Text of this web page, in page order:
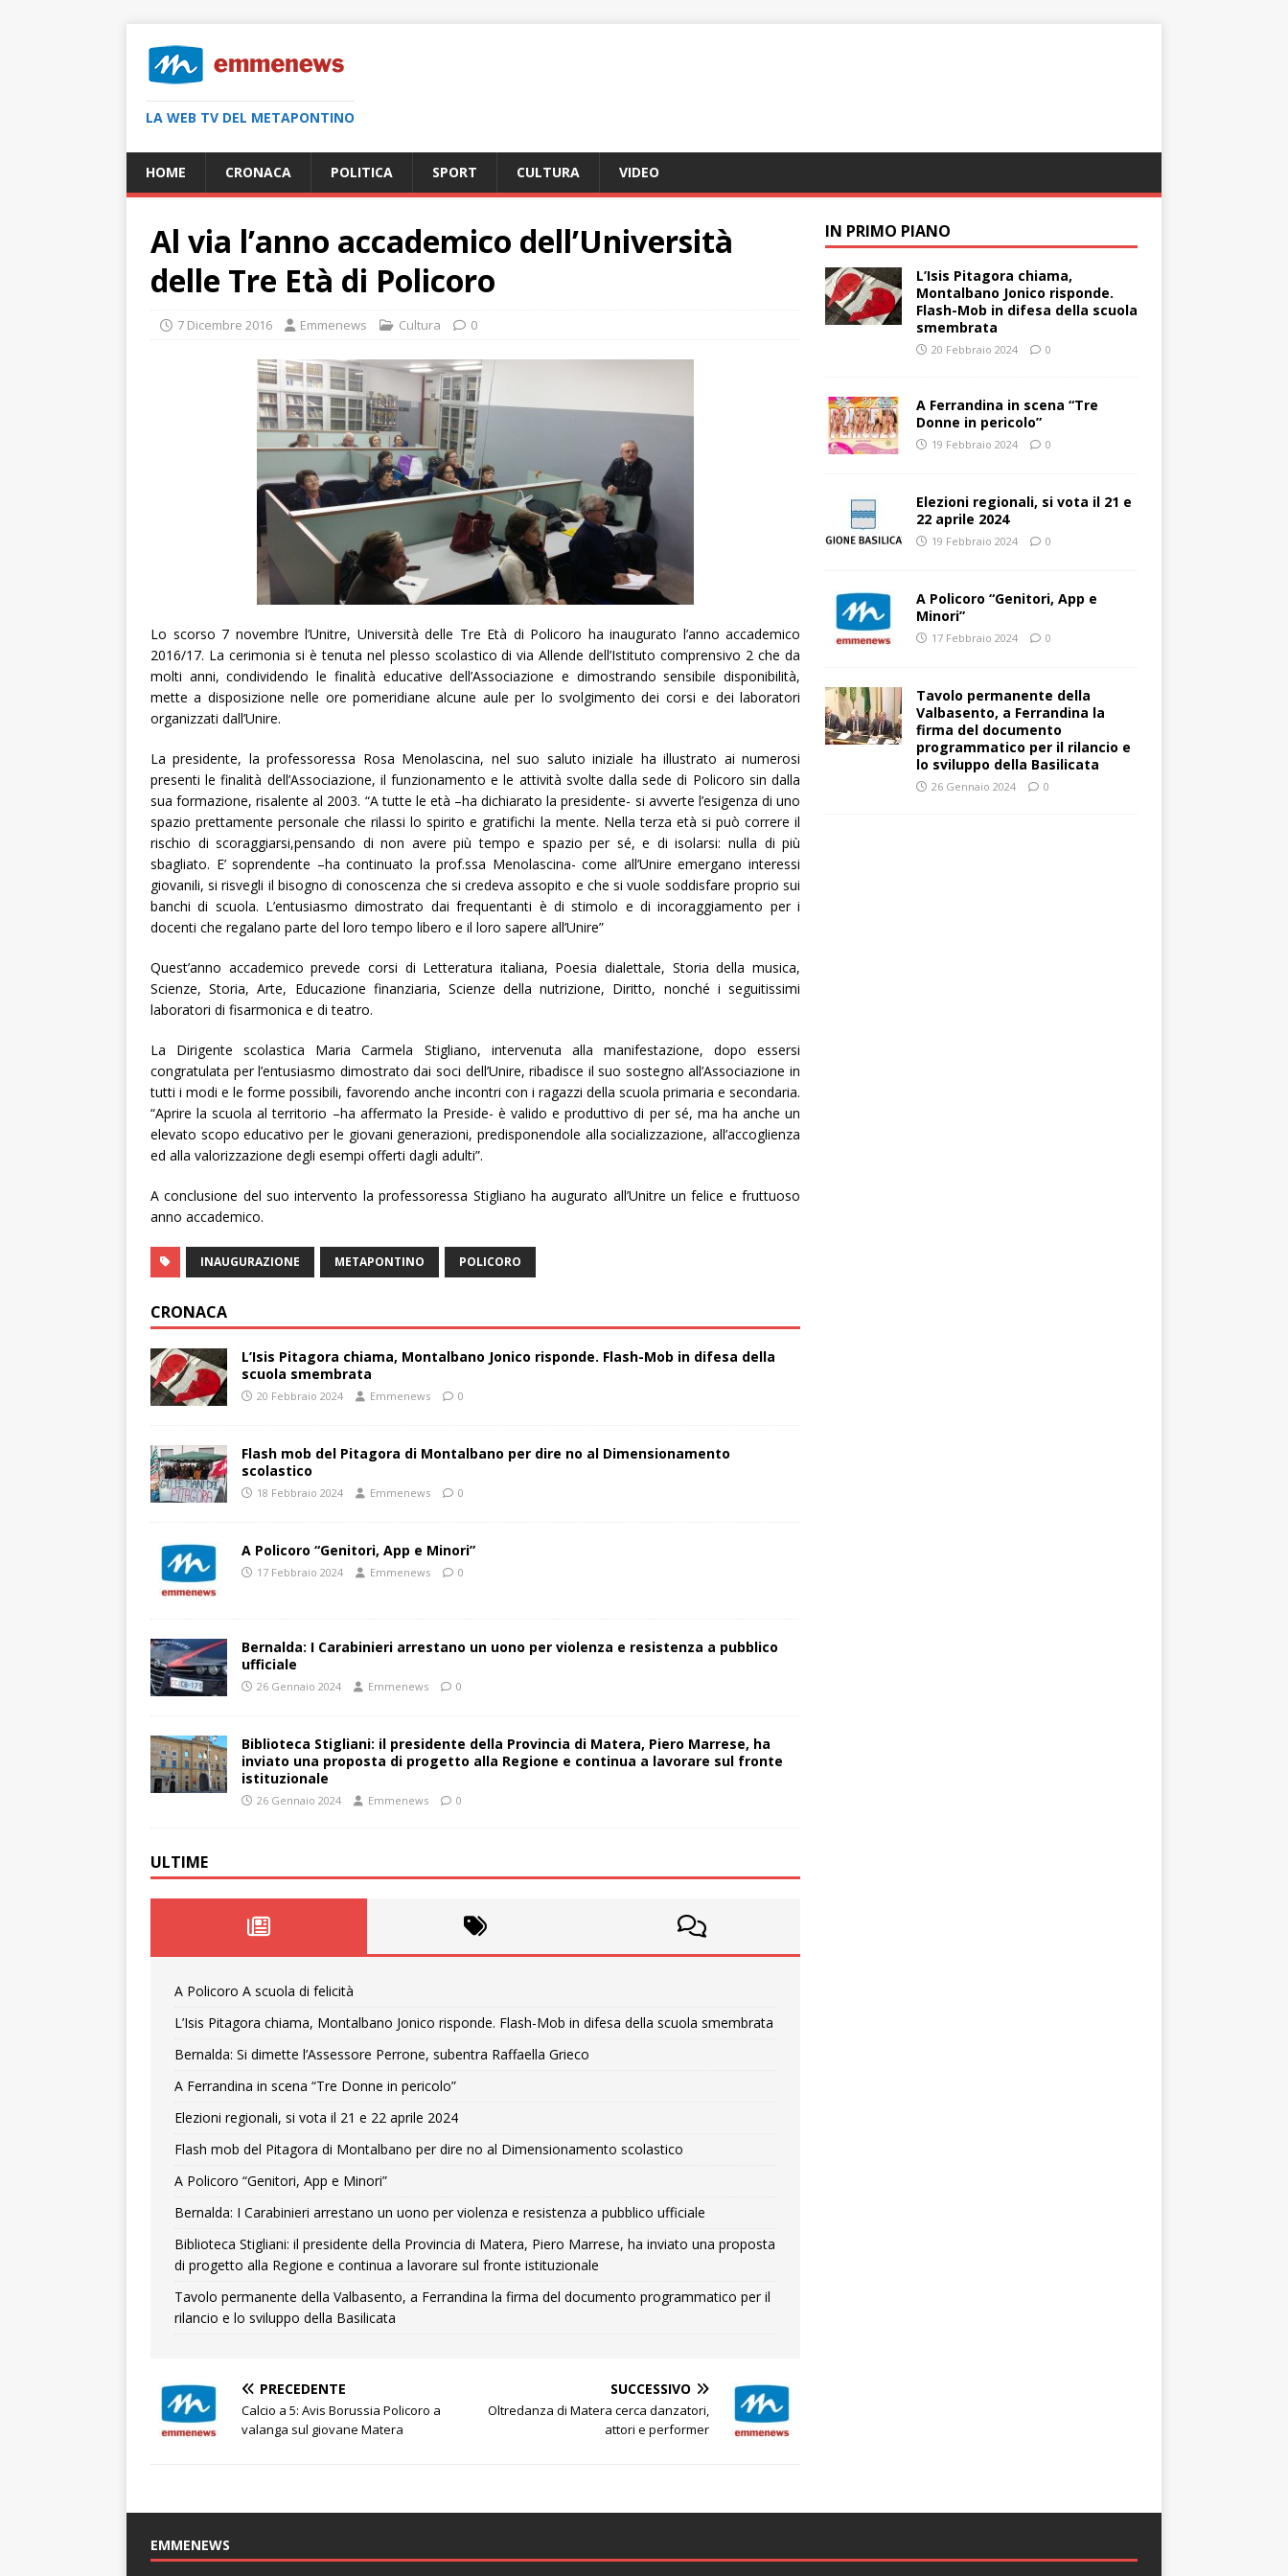
LA WEB TV DEL METAPONTINO
HOME CRONACA POLITICA SPORT CULTURA VIDEO
Al via l’anno accademico dell’Università
delle Tre Età di Policoro
7 Dicembre 2016 Emmenews Cultura 0
Lo scorso 7 novembre l’Unitre, Università delle Tre Età di Policoro ha inaugurato l’anno accademico
2016/17. La cerimonia si è tenuta nel plesso scolastico di via Allende dell’Istituto comprensivo 2 che da
molti anni, condividendo le finalità educative dell’Associazione e dimostrando sensibile disponibilità,
mette a disposizione nelle ore pomeridiane alcune aule per lo svolgimento dei corsi e dei laboratori
organizzati dall’Unire.
La presidente, la professoressa Rosa Menolascina, nel suo saluto iniziale ha illustrato ai numerosi
presenti le finalità dell’Associazione, il funzionamento e le attività svolte dalla sede di Policoro sin dalla
sua formazione, risalente al 2003. “A tutte le età –ha dichiarato la presidente- si avverte l’esigenza di uno
spazio prettamente personale che rilassi lo spirito e gratifichi la mente. Nella terza età si può correre il
rischio di scoraggiarsi,pensando di non avere più tempo e spazio per sé, e di isolarsi: nulla di più
sbagliato. E’ soprendente –ha continuato la prof.ssa Menolascina- come all’Unire emergano interessi
giovanili, si risvegli il bisogno di conoscenza che si credeva assopito e che si vuole soddisfare proprio sui
banchi di scuola. L’entusiasmo dimostrato dai frequentanti è di stimolo e di incoraggiamento per i
docenti che regalano parte del loro tempo libero e il loro sapere all’Unire”
Quest’anno accademico prevede corsi di Letteratura italiana, Poesia dialettale, Storia della musica,
Scienze, Storia, Arte, Educazione finanziaria, Scienze della nutrizione, Diritto, nonché i seguitissimi
laboratori di fisarmonica e di teatro.
La Dirigente scolastica Maria Carmela Stigliano, intervenuta alla manifestazione, dopo essersi
congratulata per l’entusiasmo dimostrato dai soci dell’Unire, ribadisce il suo sostegno all’Associazione in
tutti i modi e le forme possibili, favorendo anche incontri con i ragazzi della scuola primaria e secondaria.
“Aprire la scuola al territorio –ha affermato la Preside- è valido e produttivo di per sé, ma ha anche un
elevato scopo educativo per le giovani generazioni, predisponendole alla socializzazione, all’accoglienza
ed alla valorizzazione degli esempi offerti dagli adulti”.
A conclusione del suo intervento la professoressa Stigliano ha augurato all’Unitre un felice e fruttuoso
anno accademico.
INAUGURAZIONE METAPONTINO POLICORO
CRONACA
L’Isis Pitagora chiama, Montalbano Jonico risponde. Flash-Mob in difesa della
scuola smembrata
20 Febbraio 2024 Emmenews 0
Flash mob del Pitagora di Montalbano per dire no al Dimensionamento
scolastico
18 Febbraio 2024 Emmenews 0
A Policoro “Genitori, App e Minori”
17 Febbraio 2024 Emmenews 0
Bernalda: I Carabinieri arrestano un uono per violenza e resistenza a pubblico
ufficiale
26 Gennaio 2024 Emmenews 0
Biblioteca Stigliani: il presidente della Provincia di Matera, Piero Marrese, ha
inviato una proposta di progetto alla Regione e continua a lavorare sul fronte
istituzionale
26 Gennaio 2024 Emmenews 0
ULTIME
A Policoro A scuola di felicità
L’Isis Pitagora chiama, Montalbano Jonico risponde. Flash-Mob in difesa della scuola smembrata
Bernalda: Si dimette l’Assessore Perrone, subentra Raffaella Grieco
A Ferrandina in scena “Tre Donne in pericolo”
Elezioni regionali, si vota il 21 e 22 aprile 2024
Flash mob del Pitagora di Montalbano per dire no al Dimensionamento scolastico
A Policoro “Genitori, App e Minori”
Bernalda: I Carabinieri arrestano un uono per violenza e resistenza a pubblico ufficiale
Biblioteca Stigliani: il presidente della Provincia di Matera, Piero Marrese, ha inviato una proposta
di progetto alla Regione e continua a lavorare sul fronte istituzionale
Tavolo permanente della Valbasento, a Ferrandina la firma del documento programmatico per il
rilancio e lo sviluppo della Basilicata
PRECEDENTE
Calcio a 5: Avis Borussia Policoro a
valanga sul giovane Matera
SUCCESSIVO
Oltredanza di Matera cerca danzatori,
attori e performer
IN PRIMO PIANO
L’Isis Pitagora chiama,
Montalbano Jonico risponde.
Flash-Mob in difesa della scuola
smembrata
20 Febbraio 2024 0
A Ferrandina in scena “Tre
Donne in pericolo”
19 Febbraio 2024 0
Elezioni regionali, si vota il 21 e
22 aprile 2024
19 Febbraio 2024 0
A Policoro “Genitori, App e
Minori”
17 Febbraio 2024 0
Tavolo permanente della
Valbasento, a Ferrandina la
firma del documento
programmatico per il rilancio e
lo sviluppo della Basilicata
26 Gennaio 2024 0
EMMENEWS